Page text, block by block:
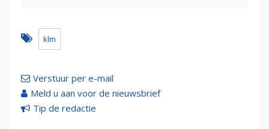
klm
Verstuur per e-mail
Meld u aan voor de nieuwsbrief
Tip de redactie